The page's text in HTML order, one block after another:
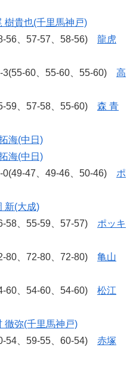
樹貴也(千里馬神戸)
56、57-57、58-56) 龍虎
60、55-60、55-60) 高
59、57-58、55-60) 森 青
海(中日)
海(中日)
47、49-46、50-46) ポ
新(大成)
58、55-59、57-57) ポッキ
80、72-80、72-80) 亀山
60、54-60、54-60) 松江
徹弥(千里馬神戸)
54、59-55、60-54) 赤塚